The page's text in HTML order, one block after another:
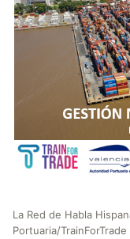
La Red de Habla
Portuaria/